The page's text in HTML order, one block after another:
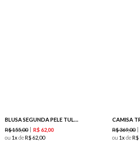
BLUSA SEGUNDA PELE TULE -GRAMA
R$155,00 R$ 6200
ou 1 deR$ 62 00
R$369,00
ou 1 deR$